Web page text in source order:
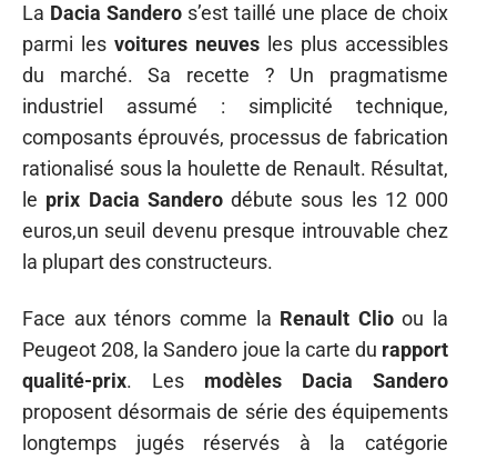
La Dacia Sandero s’est taillé une place de choix
parmi les voitures neuves les plus accessibles
du marché. Sa recette ? Un pragmatisme
industriel assumé : simplicité technique,
composants éprouvés, processus de fabrication
rationalisé sous la houlette de Renault. Résultat,
le prix Dacia Sanderodébute sous les 12 000
euros,un seuil devenu presque introuvable chez
la plupart des constructeurs.
Face aux ténors comme la Renault Clioou la
Peugeot 208, la Sandero joue la carte du rapport
qualité-prix. Les modèles Dacia Sandero
proposent désormais de série des équipements
longtemps jugés réservés à la catégorie